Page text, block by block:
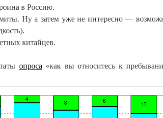
в Россию.
Ну а затем уже не интересно —
китайцев.
опроса «как вы относитесь к